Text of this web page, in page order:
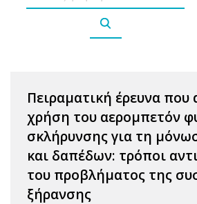
Πειραματική έρευνα
χρήση του αερομπετόν
σκλήρυνσης για τη
και δαπέδων: τρόποι
του προβλήματος της
ξήρανσης